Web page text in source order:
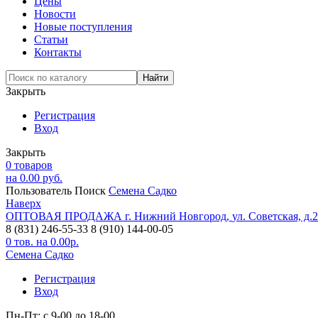
Новости
Новые поступления
Статьи
Контакты
Закрыть
Регистрация
Вход
Закрыть
0 товаров
на 0.00 руб.
Пользователь Поиск Семена Садко
Наверх
ОПТОВАЯ ПРОДАЖА г. Нижний Новгород, ул. Советская,
8 (831) 246-55-33 8 (910) 144-00-05
0 тов. на 0.00р.
Семена Садко
Регистрация
Вход
Пн-Пт: с 9-00 до 18-00